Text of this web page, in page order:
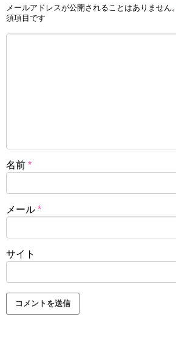
メールアドレスが公開されることはありません。
須項目です
名前 *
メール *
サイト